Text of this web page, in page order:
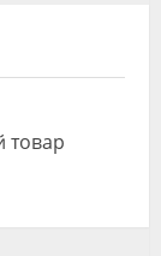
товар